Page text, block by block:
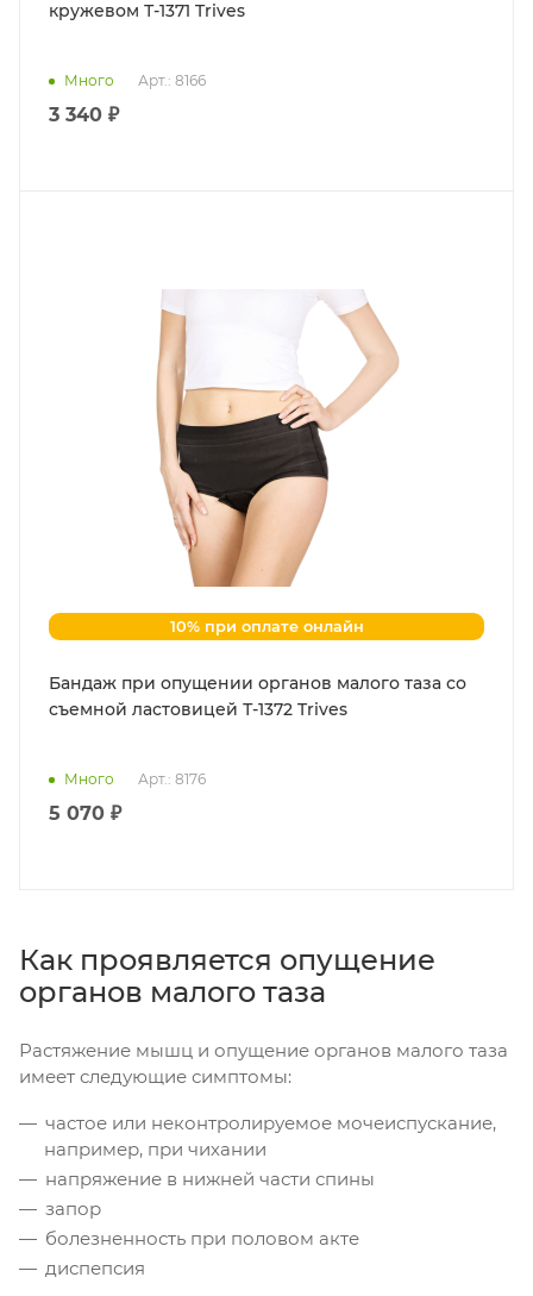
кружевом Т-1371 Trives
Много Арт.: 8166
3 340 ₽
10% при оплате онлайн
Бандаж при опущении органов малого таза со
съемной ластовицей Т-1372 Trives
Много Арт.: 8176
5 070 ₽
Как проявляется опущение
органов малого таза
Растяжение мышц и опущение органов малого таза
имеет следующие симптомы:
частое или неконтролируемое мочеиспускание,
например, при чихании
напряжение в нижней части спины
запор
болезненность при половом акте
диспепсия